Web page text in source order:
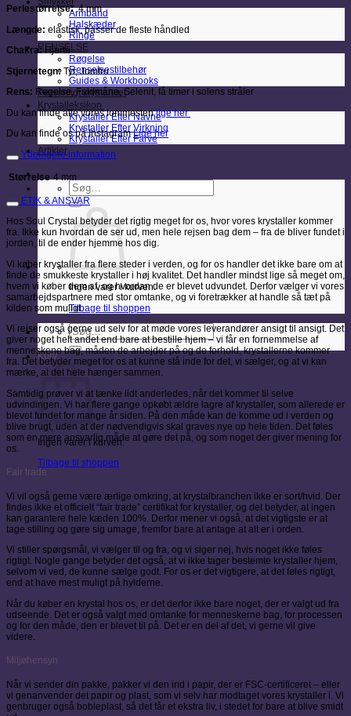
Armbånd
Halskæder
Ringe
RENSELSE
Røgelse
Renselsestilbehør
Guides & Workbooks
Personligt krystalsæt
Krystalleksikon
Krystaller Efter Navne
Krystaller Efter Virkning
Krystaller Efter Farve
Artikler
Søg
efter:
Ingen varer i kurven.
Tilbage til shoppen
Søg
efter:
Kurv
Ingen varer i kurven.
Tilbage til shoppen
Perlestørrelse:4 mm
Længde: elastisk, passer de fleste håndled
Chakra:Hjerte
Stjernetegn:Tyr, Jomfru
Rens: Røgelse, Fuldmåne, Selenit, få timer i solens stråler
Du kan finde alle vores lommestenlige her
Du kan finde os på InstagramLige her
Yderligere information
Størrelse 4 mm
ETIK & ANSVAR
Hos Soul Crystal betyder det rigtig meget for os, hvor vores krystaller kommer
fra. Ikke kun hvordan de ser ud, men hele rejsen bag dem – fra de bliver fundet i
jorden, til de ender hjemme hos dig.
Vi køber krystaller fra flere steder i verden, og for os handler det ikke bare om at
finde de smukkeste krystaller i høj kvalitet. Det handler mindst lige så meget om,
hvem vi køber dem af, og hvordan de er blevet udvundet. Derfor vælger vi vores
samarbejdspartnere med stor omtanke, og vi foretrækker at handle så tæt på
kilden som muligt.
Vi rejser også gerne ud selv for at møde vores leverandører ansigt til ansigt. Det
giver noget helt andet end bare at bestille hjem – vi får en fornemmelse af
menneskene bag, måden de arbejder på og de forhold, krystallerne kommer
fra. Det betyder meget for os at kunne stå inde for det, vi sælger, og at vi kan
mærke, at det hele hænger sammen.
Samtidig prøver vi at tænke lidt anderledes, når det kommer til selve
udvindingen. Vi har flere gange opkøbt ældre lagre af krystaller, som allerede er
blevet fundet for mange år siden. På den måde kan de komme ud i verden og
blive brugt, uden at der nødvendigvis skal graves nye op hele tiden. Det føles
som en mere ansvarlig måde at gøre det på, og som noget der giver mening for
os.
Fair trade
Vi vil også gerne være ærlige omkring, at krystalbranchen ikke er sort/hvid. Der
findes ikke et officielt “fair trade” certifikat for krystaller, og det betyder, at ingen
kan garantere hele kæden 100%. Derfor mener vi også, at det vigtigste er at
tage stilling og gøre sig umage, fremfor bare at antage at alt er i orden.
Vi stiller spørgsmål, vi vælger til og fra, og vi siger nej, hvis noget ikke føles
rigtigt. Nogle gange betyder det også, at vi ikke tager bestemte krystaller hjem,
selvom vi ved, de kunne sælge godt. For os er det vigtigere, at det føles rigtigt,
end at have mest muligt på hylderne.
Når du køber en krystal hos os, er det derfor ikke bare noget, der er valgt ud fra
udseende. Det er også valgt med omtanke for menneskerne bag, for processen
og for den måde, den er blevet til på. Det er en del af det, vi gerne vil give
videre.
Miljøhensyn
Når vi sender din pakke, pakker vi den ind i papir, der er FSC-certificeret – eller
vi genanvender det papir og plast, som vi selv har modtaget vores krystaller i. Vi
genbruger også bobleplast, så det får et ekstra liv, i stedet for bare at blive smidt